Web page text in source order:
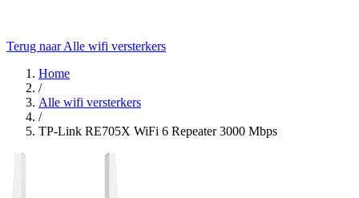
Terug naar Alle wifi versterkers
Home
/
Alle wifi versterkers
/
TP-Link RE705X WiFi 6 Repeater 3000 Mbps